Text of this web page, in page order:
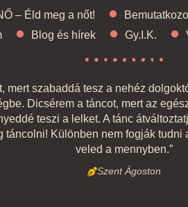
– Éld meg a nőt!
Blog és hírek Gy.I.K.
mert szabaddá tesz a nehéz
Dicsérem a táncot, mert az
teszi a lelket. A tánc
táncolni! Különben nem fogják
veled a mennyben.”
Szent Ágoston